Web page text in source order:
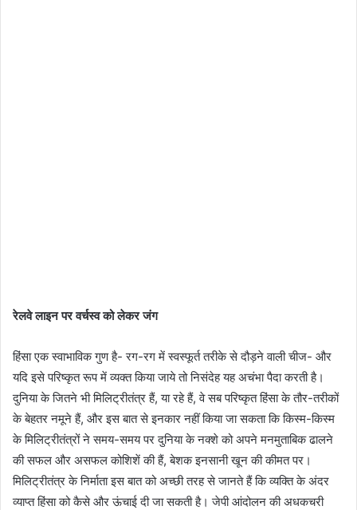
रेलवे लाइन पर वर्चस्वको लेकर जंग
हिंसा एक स्वाभाविक गुण है- रग-रग में स्वस्फूर्त तरीके से दौड़ने वाली चीज- और
यदि इसे परिष्कृत रूप में व्यक्त किया जाये तो निसंदेह यह अचंभा पैदा करती है।
दुनिया के जितने भी मिलिट्रीतंत्र हैं, या रहे हैं, वे सब परिष्कृत हिंसा के तौर-तरीकों
के बेहतर नमूने हैं, और इस बात से इनकार नहीं किया जा सकता कि किस्म-किस्म
के मिलिट्रीतंत्रों ने समय-समय पर दुनिया के नक्शे को अपने मनमुताबिक ढालने
की सफल और असफल कोशिशें की हैं, बेशक इनसानी खून की कीमत पर।
मिलिट्रीतंत्र के निर्माता इस बात को अच्छी तरह से जानते हैं कि व्यक्ति के अंदर
व्याप्त हिंसा को कैसे और ऊंचाई दी जा सकती है। जेपी आंदोलन की अधकचरी